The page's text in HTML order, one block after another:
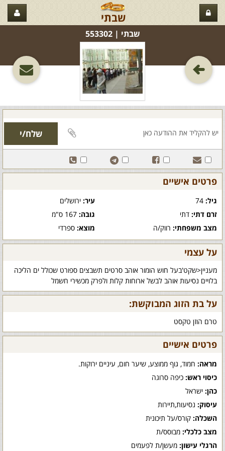
שבתי
שבתי‏ | 553302
פרטים אישיים
גיל: עיר:ירושלים
זרם דתי: דתי גובה:167 ס"מ
מצב משפחתי: רווק/ה מוצא:ספרדי
על עצמי
מעניין<שקט'בעל חוש הומור אוהב סרטים תשבצים ספורט שכולל ים הליכה
בלויים נסיעות אוהב לבשל ארוחות קלות ולפרק מכשירי חשמל
על בת הזוג המבוקשת:
טרם הוזן טקסט
פרטים אישיים
מראה: חמוד, גוף ממוצע, שיער חום, עיניים ירוקות.
כיסוי ראש: כיפה סרוגה
כהן: ישראל
עיסוק: נסיעות,תיירות
השכלה: קורס/על תיכונית
מצב כלכלי: מבוסס/ת
הרגלי עישון: מעשן/ת לפעמים